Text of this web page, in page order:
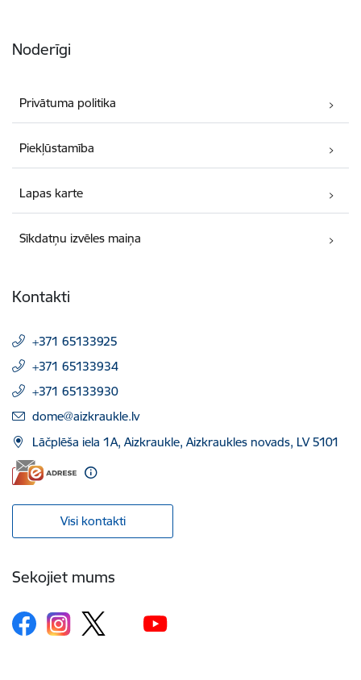
Noderīgi
Privātuma politika
Piekļūstamība
Lapas karte
Sīkdatņu izvēles maiņa
Kontakti
+371 65133925
+371 65133934
+371 65133930
E-pasts:
dome@aizkraukle.lv
Lāčplēša iela 1A, Aizkraukle, Aizkraukles novads, LV 5101
Visi kontakti
Sekojiet mums